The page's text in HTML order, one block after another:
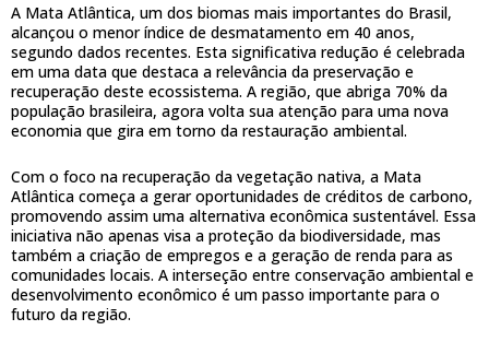
A Mata Atlântica, um dos biomas mais importantes do Brasil,
alcançou o menor índice de desmatamento em 40 anos,
segundo dados recentes. Esta significativa redução é celebrada
em uma data que destaca a relevância da preservação e
recuperação deste ecossistema. A região, que abriga 70% da
população brasileira, agora volta sua atenção para uma nova
economia que gira em torno da restauração ambiental.
Com o foco na recuperação da vegetação nativa, a Mata
Atlântica começa a gerar oportunidades de créditos de carbono,
promovendo assim uma alternativa econômica sustentável. Essa
iniciativa não apenas visa a proteção da biodiversidade, mas
também a criação de empregos e a geração de renda para as
comunidades locais. A interseção entre conservação ambiental e
desenvolvimento econômico é um passo importante para o
futuro da região.